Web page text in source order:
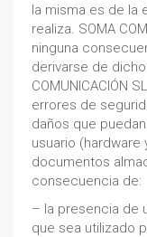
la misma es de la
realiza. SOMA
ninguna
derivarse de
COMUNICACIÓN
errores de
daños que
usuario
documentos
consecuencia de:
– la presencia de
que sea utilizado